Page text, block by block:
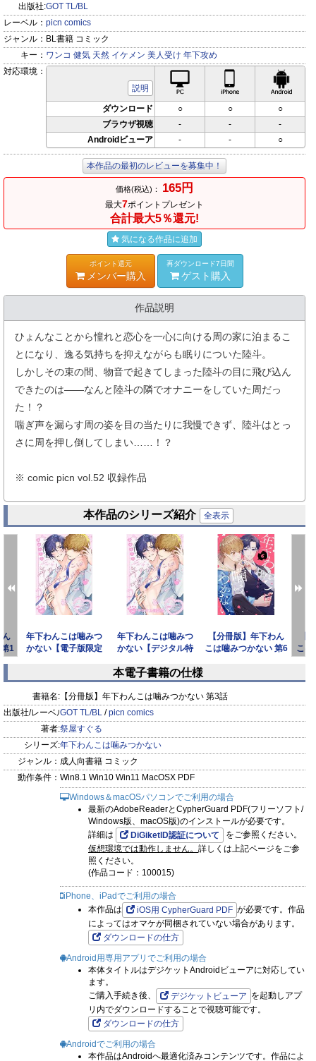
出版社:GOT TL/BL
レーベル： picn comics
ジャンル： BL書籍 コミック
キー： ワンコ 健気 天然 イケメン 美人受け 年下攻め
対応環境：
説明
iPhone対応
ダウンロード ○ ○
○
ブラウザ視聴
- -
-
Androidビューア
- - ○
本作品の最初のレビューを募集中！
価格(税込)： 165円
最大7ポイントプレゼント
合計最大5％還元!
気になる作品に追加
ポイント還元
メンバー購入
再ダウンロード7日間
ゲスト購入
作品説明
ひょんなことから憧れと恋心を一心に向ける周の家に泊まるこ
とになり、逸る気持ちを抑えながらも眠りについた陸斗。
しかしその束の間、物音で起きてしまった陸斗の目に飛び込ん
できたのは――なんと陸斗の隣でオナニーをしていた周だっ
た！？
喘ぎ声を漏らす周の姿を目の当たりに我慢できず、陸斗はとっ
さに周を押し倒してしまい……！？
※ comic picn vol.52 収録作品
本作品のシリーズ紹介 全表示
ん
1
年下わんこは噛みつ
かない【電子版限定
年下わんこは噛みつ
かない【デジタル特
【分冊版】年下わん
こは噛みつかない 第6
こは
prev next
本電子書籍の仕様
書籍名: 【分冊版】年下わんこは噛みつかない 第3話
出版社/レーベル:GOT TL/BL /picn comics
著者:祭屋すぐる
シリーズ:年下わんこは噛みつかない
ジャンル： 成人向書籍 コミック
動作条件： Win8.1 Win10 Win11 MacOSX PDF
Windows＆macOSパソコンでご利用の場合
最新のAdobeReaderとCypherGuard PDF(フリーソフト/
Windows版、macOS版)のインストールが必要です。
詳細は
DiGiketID認証について
をご参照ください。
仮想環境では動作しません。 詳しくは上記ページをご参
照ください。
(作品コード：100015)
iPhone、iPadでご利用の場合
本作品は
iOS用 CypherGuard PDF が必要です。作品
によってはオマケが同梱されていない場合があります。
ダウンロードの仕方
Android用専用アプリでご利用の場合
本体タイトルはデジケットAndroidビューアに対応してい
ます。
ご購入手続き後、
デジケットビューア を起動しアプ
リ内でダウンロードすることで視聴可能です。
ダウンロードの仕方
Androidでご利用の場合
本作品はAndroidへ最適化済みコンテンツです。作品によ